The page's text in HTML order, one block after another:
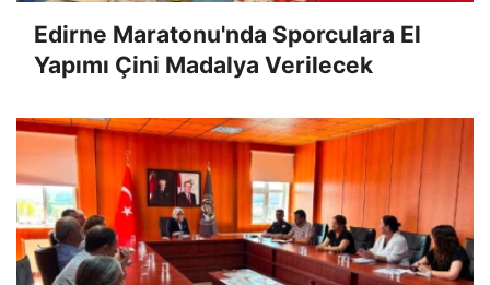
Edirne Maratonu'nda Sporculara El
Yapımı Çini Madalya Verilecek